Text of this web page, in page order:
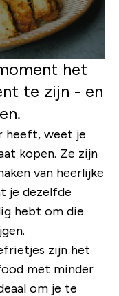
het
te zijn - en
heeft, weet je
kopen. Ze zijn
van heerlijke
je dezelfde
hebt om die
zijn het
met minder
om je te